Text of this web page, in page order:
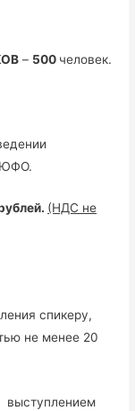
– 500 человек.
ЮФО.
(НДС не
спикеру,
не менее 20
выступлением